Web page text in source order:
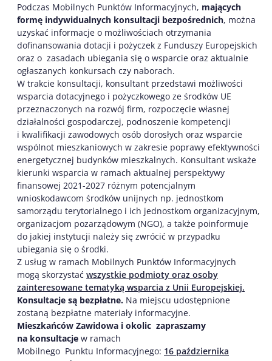
Podczas Mobilnych Punktów Informacyjnych, mających
formę indywidualnych konsultacji bezpośrednich, można
uzyskać informacje o możliwościach otrzymania
dofinansowania dotacji i pożyczek z Funduszy Europejskich
oraz o zasadach ubiegania się o wsparcie oraz aktualnie
ogłaszanych konkursach czy naborach.
W trakcie konsultacji, konsultant przedstawi możliwości
wsparcia dotacyjnego i pożyczkowego ze środków UE
przeznaczonych na rozwój firm, rozpoczęcie własnej
działalności gospodarczej, podnoszenie kompetencji
i kwalifikacji zawodowych osób dorosłych oraz wsparcie
wspólnot mieszkaniowych w zakresie poprawy efektywności
energetycznej budynków mieszkalnych. Konsultant wskaże
kierunki wsparcia w ramach aktualnej perspektywy
finansowej 2021-2027 różnym potencjalnym
wnioskodawcom środków unijnych np. jednostkom
samorządu terytorialnego i ich jednostkom organizacyjnym,
organizacjom pozarządowym (NGO), a także poinformuje
do jakiej instytucji należy się zwrócić w przypadku
ubiegania się o środki.
Z usług w ramach Mobilnych Punktów Informacyjnych
mogą skorzystać wszystkie podmioty oraz osoby
zainteresowane tematyką wsparcia z Unii Europejskiej.
Konsultacje są bezpłatne. Na miejscu udostępnione
zostaną bezpłatne materiały informacyjne.
Mieszkańców Zawidowa i okolic zapraszamy
na konsultacje w ramach
Mobilnego Punktu Informacyjnego: 16 października